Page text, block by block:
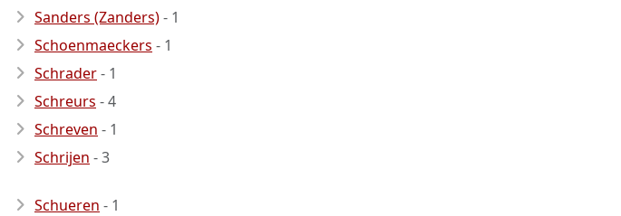
Sanders (Zanders)- 1
Schoenmaeckers - 1
Schrader- 1
Schreurs - 4
Schreven - 1
Schrijen - 3
Schueren - 1